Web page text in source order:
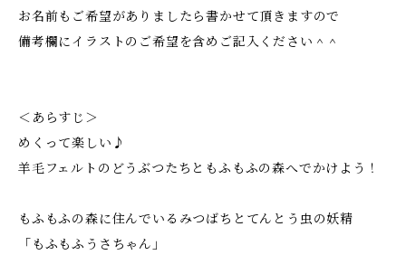
お名前もご希望がありましたら書かせて頂きますので
備考欄にイラストのご希望を含めご記入ください＾＾
＜あらすじ＞
めくって楽しい♪
羊毛フェルトのどうぶつたちともふもふの森へでかけよう！
もふもふの森に住んでいるみつばちとてんとう虫の妖精
「もふもふうさちゃん」